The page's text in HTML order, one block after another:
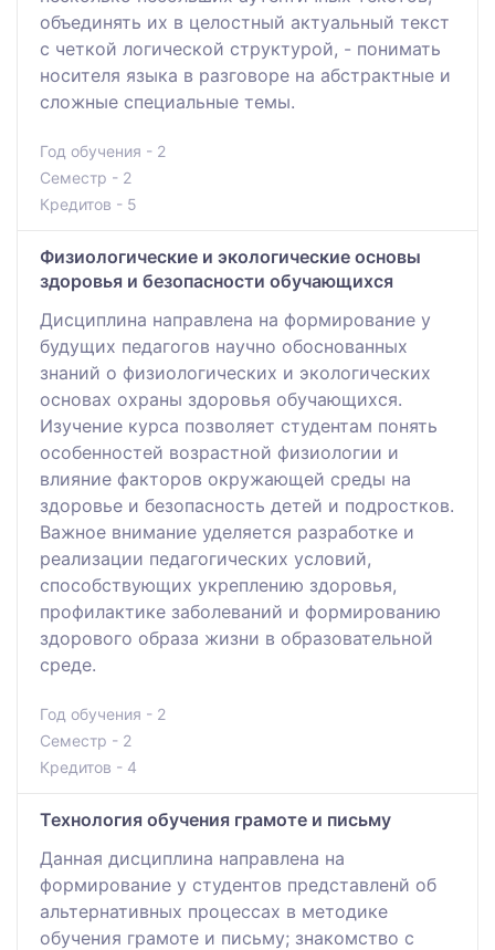
объединять их в целостный актуальный текст
с четкой логической структурой, - понимать
носителя языка в разговоре на абстрактные и
сложные специальные темы.
Год обучения - 2
Семестр - 2
Кредитов - 5
Физиологические и экологические основы
здоровья и безопасности обучающихся
Дисциплина направлена на формирование у
будущих педагогов научно обоснованных
знаний о физиологических и экологических
основах охраны здоровья обучающихся.
Изучение курса позволяет студентам понять
особенностей возрастной физиологии и
влияние факторов окружающей среды на
здоровье и безопасность детей и подростков.
Важное внимание уделяется разработке и
реализации педагогических условий,
способствующих укреплению здоровья,
профилактике заболеваний и формированию
здорового образа жизни в образовательной
среде.
Год обучения - 2
Семестр - 2
Кредитов - 4
Технология обучения грамоте и письму
Данная дисциплина направлена на
формирование у студентов представленй об
альтернативных процессах в методике
обучения грамоте и письму; знакомство с